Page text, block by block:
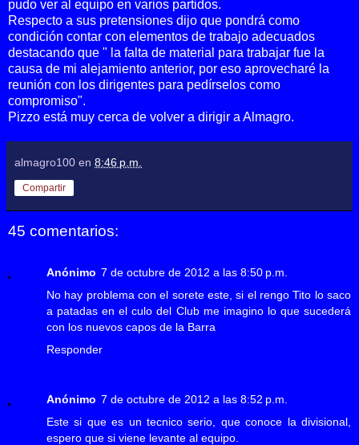
pudo ver al equipo en varios partidos.
Respecto a sus pretensiones dijo que pondrá como
condición contar con elementos de trabajo adecuados
destacando que " la falta de material para trabajar fue la
causa de mi alejamiento anterior, por eso aprovecharé la
reunión con los dirigentes para pedírselos como
compromiso".
Pizzo está muy cerca de volver a dirigir a Almagro.
almagro100 en 8:46 p.m.
Compartir
45 comentarios:
Anónimo 7 de octubre de 2012 a las 8:50 p.m.
No hay problema con el sorete este, si el rengo Tito lo saco
a patadas en el culo del Club me imagino lo que sucederá
con los nuevos capos de la Barra
Responder
Anónimo 7 de octubre de 2012 a las 8:52 p.m.
Este si que es un tecnico serio, que conoce la divisional,
espero que si viene levante al equipo.